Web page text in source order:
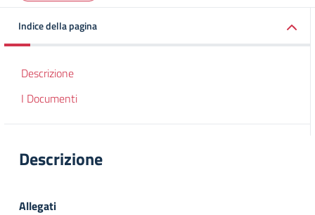
Indice della pagina
Descrizione
I Documenti
Descrizione
Allegati